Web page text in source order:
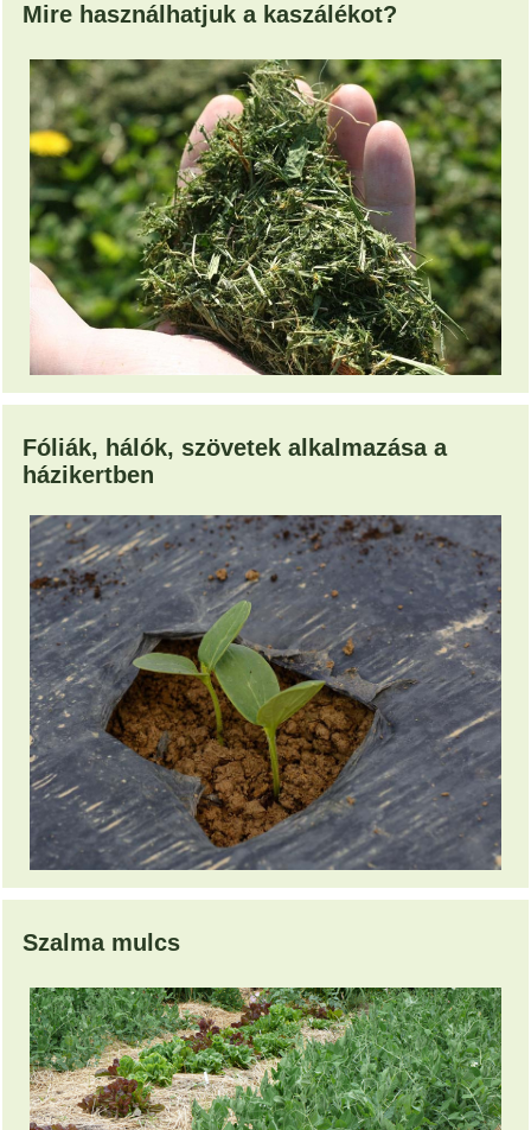
Mire használhatjuk a kaszálékot?
Fóliák, hálók, szövetek alkalmazása a
házikertben
Szalma mulcs